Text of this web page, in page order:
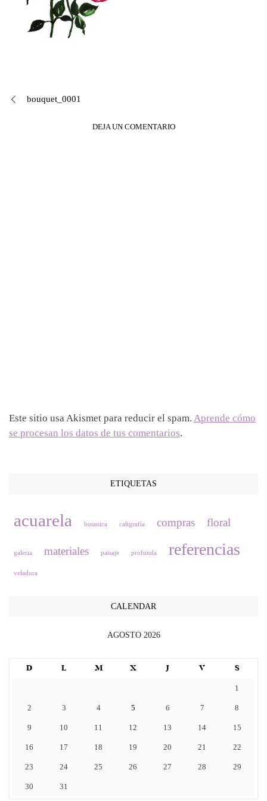
Navegación
bouquet_0001
DEJA UN COMENTARIO
Este sitio usa Akismet para reducir el spam. Aprende cómo
se procesan los datos de tus comentarios.
ETIQUETAS
acuarela botanica caligrafía compras floral
galeria materiales paisaje profunda referencias
veladura
CALENDAR
AGOSTO 2026
D L M X J V S
1
2 3 4 5 6 7 8
9 10 11 12 13 14 15
16 17 18 19 20 21 22
23 24 25 26 27 28 29
30 31